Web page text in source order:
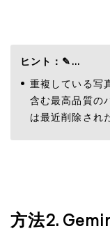
ヒント：✎...
重複している写
含む最高品質の
は最近削除され
方法2.